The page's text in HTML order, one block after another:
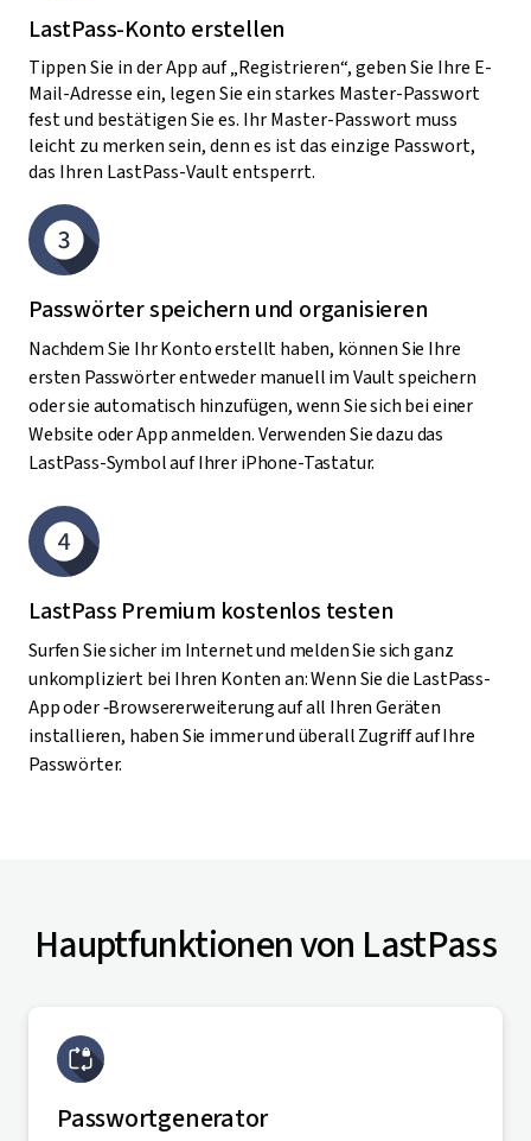
LastPass-Konto erstellen
Tippen Sie in der App auf „Registrieren“, geben Sie Ihre E-
Mail-Adresse ein, legen Sie ein starkes Master-Passwort
fest und bestätigen Sie es. Ihr Master-Passwort muss
leicht zu merken sein, denn es ist das einzige Passwort,
das Ihren LastPass-Vault entsperrt.
Passwörter speichern und organisieren
Nachdem Sie Ihr Konto erstellt haben, können Sie Ihre
ersten Passwörter entweder manuell im Vault speichern
oder sie automatisch hinzufügen, wenn Sie sich bei einer
Website oder App anmelden. Verwenden Sie dazu das
LastPass-Symbol auf Ihrer iPhone-Tastatur.
LastPass Premium kostenlos testen
Surfen Sie sicher im Internet und melden Sie sich ganz
unkompliziert bei Ihren Konten an: Wenn Sie die LastPass-
App oder ‑Browsererweiterung auf all Ihren Geräten
installieren, haben Sie immer und überall Zugriff auf Ihre
Passwörter.
Hauptfunktionen von LastPass
Passwortgenerator